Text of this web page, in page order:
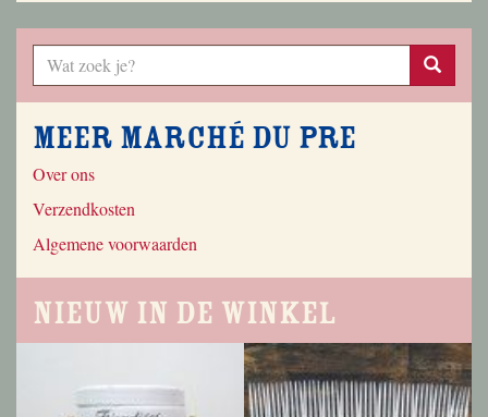
Meer Marché du Pre
Over ons
Verzendkosten
Algemene voorwaarden
Nieuw in de winkel